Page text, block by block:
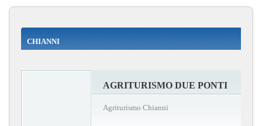
CHIANNI
AGRITURISMO DUE PONTI
Agriturismo Chianni